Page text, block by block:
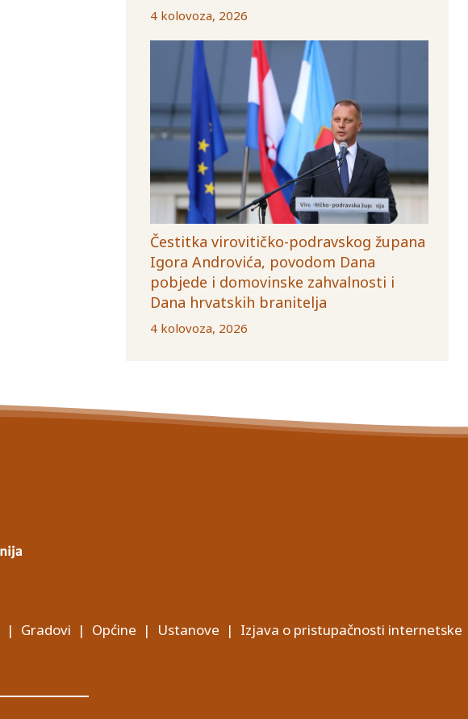
4 kolovoza, 2026
Čestitka virovitičko-podravskog župana
Igora Androvića, povodom Dana
pobjede i domovinske zahvalnosti i
Dana hrvatskih branitelja
4 kolovoza, 2026
| Gradovi | Općine | Ustanove | Izjava o pristupačnosti internetske